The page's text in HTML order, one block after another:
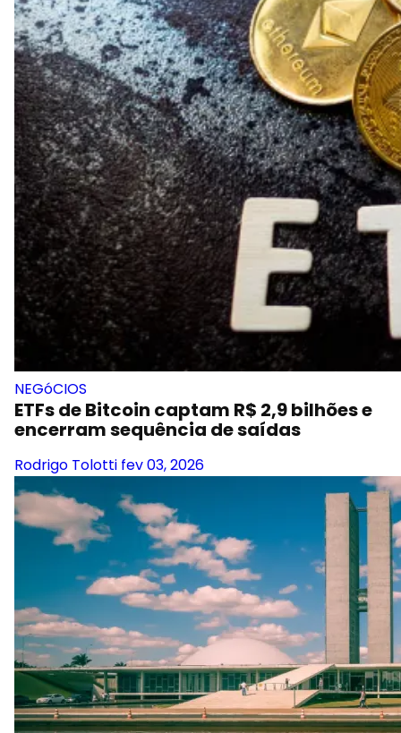
NEGóCIOS
ETFs de Bitcoin captam R$ 2,9 bilhões e
encerram sequência de saídas
Rodrigo Tolotti fev 03, 2026